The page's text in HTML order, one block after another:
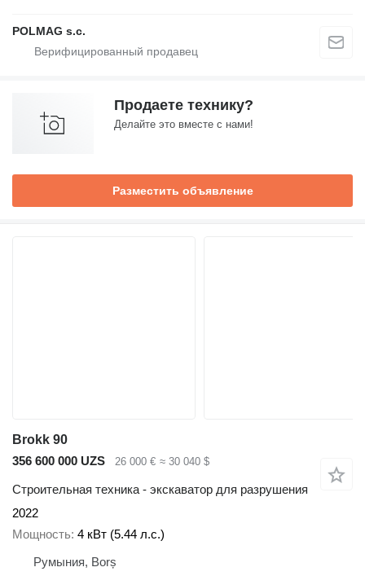
POLMAG s.c.
Продаете технику?
Делайте это вместе с нами!
Разместить объявление
Brokk 90
356 600 000 UZS
26 000 € ≈ 30 040 $
Строительная техника - экскаватор для разрушения
2022
Мощность 4 кВт (5.44 л.с.)
Румыния, Borș